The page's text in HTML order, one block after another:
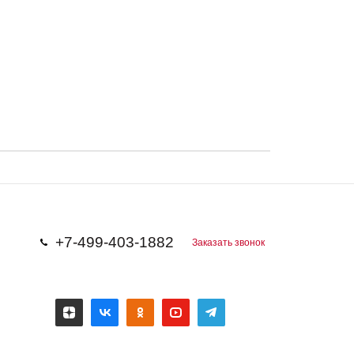
+7-499-403-1882 Заказать звонок